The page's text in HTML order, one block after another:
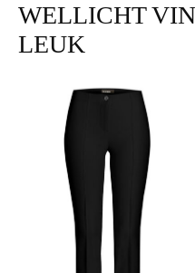
WELLICHT
LEUK